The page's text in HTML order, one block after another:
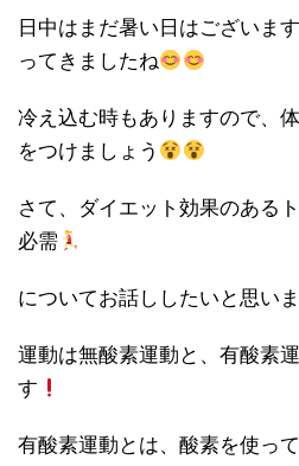
日中はまだ暑い日はございま
ってきましたね
冷え込む時もありますので、
をつけましょう
さて、ダイエット効果のある
必需
についてお話ししたいと思いま
運動は無酸素運動と、有酸素
す
有酸素運動とは、酸素を使っ